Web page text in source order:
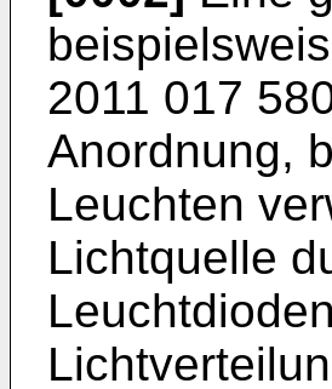
2011 017
Anordnung,
Leuchten
Lichtquelle